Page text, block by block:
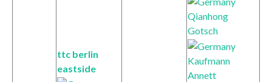
ttc berlin
eastside
Qianhong
Gotsch
Kaufmann
Annett